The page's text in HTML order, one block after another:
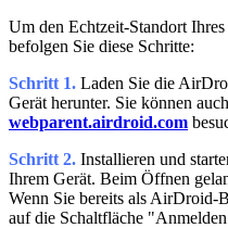
Um den Echtzeit-Standort
befolgen Sie diese Schritte:
Schritt 1. Laden Sie die
Gerät herunter. Sie können
webparent.airdroid.com
Schritt 2. Installieren und
Ihrem Gerät. Beim Öffnen
Wenn Sie bereits als AirDroid-
auf die Schaltfläche